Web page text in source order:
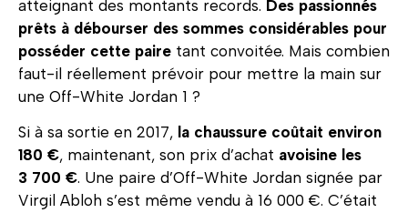
atteignant des montants records. Des passionnés
prêts à débourser des sommes considérables pour
posséder cette paire tant convoitée. Mais combien
faut-il réellement prévoir pour mettre la main sur
une Off-White Jordan 1 ?
Si à sa sortie en 2017, la chaussure coûtait environ
180 €, maintenant, son prix d’achat avoisine les
3 700 €. Une paire d’Off-White Jordan signée par
Virgil Abloh s’est même vendu à 16 000 €. C’était